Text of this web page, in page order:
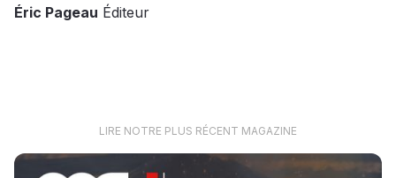
Éric Pageau Éditeur
LIRE NOTRE PLUS RÉCENT MAGAZINE